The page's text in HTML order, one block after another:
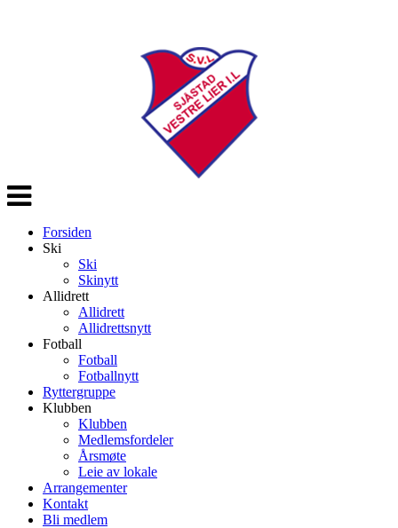
Veksle
navigasjon
Forsiden
Ski
Ski
Skinytt
Allidrett
Allidrett
Allidrettsnytt
Fotball
Fotball
Fotballnytt
Ryttergruppe
Klubben
Klubben
Medlemsfordeler
Årsmøte
Leie av lokale
Arrangementer
Kontakt
Bli medlem